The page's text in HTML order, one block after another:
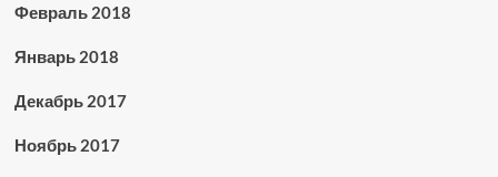
Февраль 2018
Январь 2018
Декабрь 2017
Ноябрь 2017